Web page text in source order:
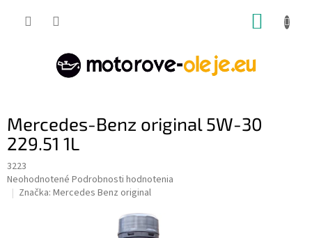
Mercedes-Benz original 5W-30
229.51 1L
3223
Priemerné
hodnotenie
Neohodnotené Podrobnosti hodnotenia
Značka: Mercedes Benz original